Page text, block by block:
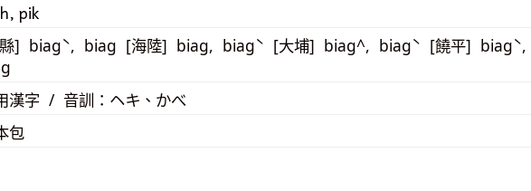
pik
縣] biagˋ, biag [海陸] biag, biagˋ [大埔] biag^, biagˋ [饒平] biagˋ,
漢字 / 音訓：ヘキ、かべ
包